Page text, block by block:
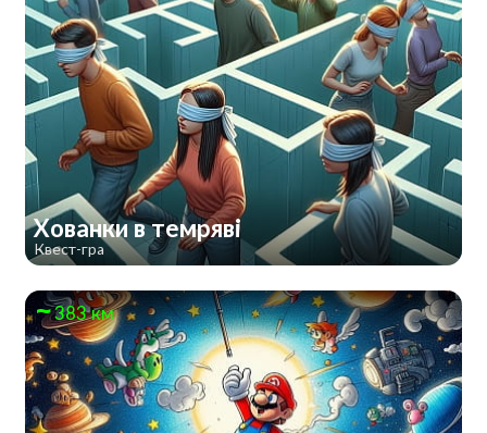
Хованки в темряві
Квест-гра
383 км